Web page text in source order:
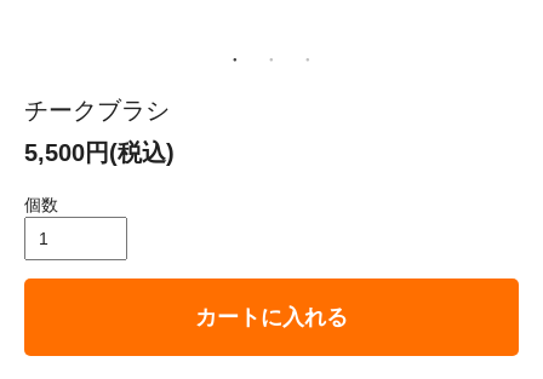
チークブラシ
5,500円(税込)
個数
カートに入れる